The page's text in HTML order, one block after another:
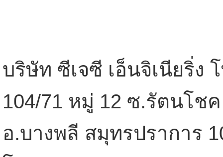
บริษัท ซีเจซี เอ็นจิเนียริ่ง
104/71 หมู่ 12 ซ.รัตนโช
อ.บางพลี สมุทรปราการ